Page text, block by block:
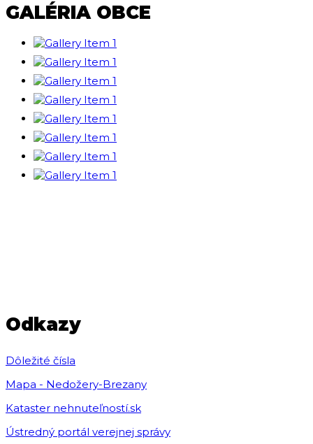
GALÉRIA OBCE
Odkazy
Dôležité čísla
Mapa - Nedožery-Brezany
Kataster nehnuteľností.sk
Ústredný portál verejnej správy